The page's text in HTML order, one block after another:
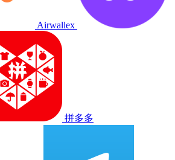
Airwallex
拼多多